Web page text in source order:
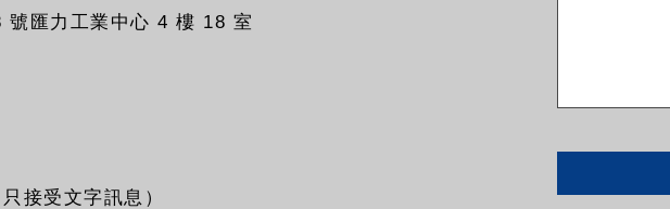
匯力工業中心 4 樓 18 室
接受文字訊息）